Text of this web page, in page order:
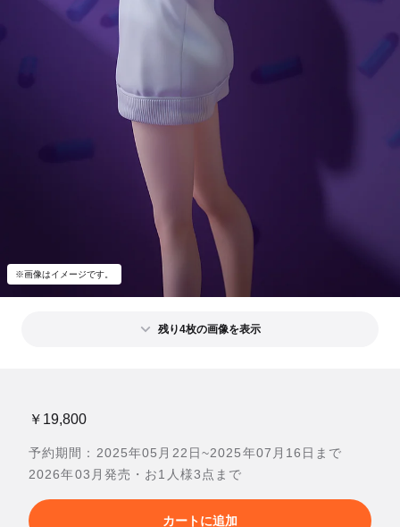
※画像はイメージです。
残り4枚の画像を表示
￥19,800
予約期間：2025年05月22日~2025年07月16日まで
2026年03月発売・お1人様3点まで
カートに追加